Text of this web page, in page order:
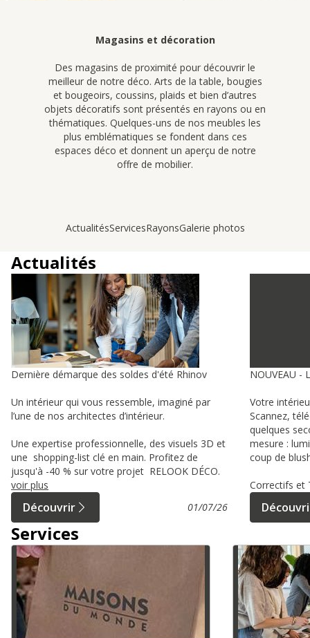
Magasins et décoration
Des magasins de proximité pour découvrir le
meilleur de notre déco. Arts de la table, bougies
et bougeoirs, coussins, plaids et bien d’autres
objets décoratifs sont présentés en rayons ou en
thématiques. Quelques-uns de nos meubles les
plus emblématiques se fondent dans ces
espaces déco et donnent un aperçu de notre
offre de mobilier.
ActualitésServicesRayonsGalerie photos
Actualités
Dernière démarque des soldes d'été Rhinov
Un intérieur qui vous ressemble, imaginé par
l’une de nos architectes d’intérieur.
Une expertise professionnelle, des visuels 3D et
une shopping-list clé en main. Profitez de
jusqu'à -40 % sur votre projet RELOOK DÉCO.
voir plus
Découvrir 01/07/26
NOUVEAU -
Votre
Scannez,
quelques
mesure :
coup de
Correctifs et
Services